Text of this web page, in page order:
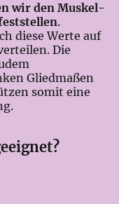
wir den Muskel-
.
diese Werte auf
Die
Gliedmaßen
somit eine
.